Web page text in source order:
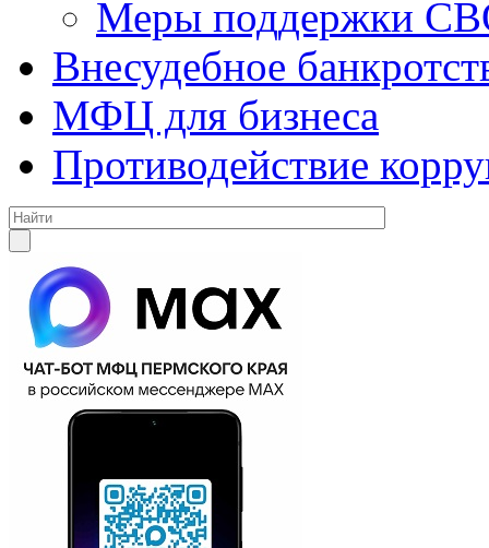
Меры поддержки
Внесудебное
МФЦ для бизнеса
Противодействие